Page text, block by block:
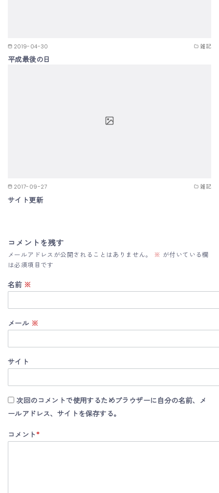
2019-04-30 雑記
平成最後の日
2017-09-27 雑記
サイト更新
コメントを残す
メールアドレスが公開されることはありません。 ※ が付いている欄
は必須項目です
名前 ※
メール ※
サイト
次回のコメントで使用するためブラウザーに自分の名前、メ
ールアドレス、サイトを保存する。
コメント*